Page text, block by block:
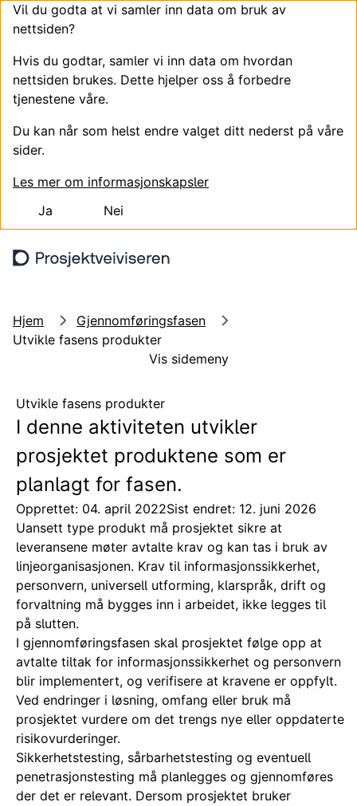
Vil du godta at vi samler inn data om bruk av
nettsiden?
Hvis du godtar, samler vi inn data om hvordan
nettsiden brukes. Dette hjelper oss å forbedre
tjenestene våre.
Du kan når som helst endre valget ditt nederst på våre
sider.
Les mer om informasjonskapsler
Ja
Nei
Hjem
Gjennomføringsfasen
Utvikle fasens produkter
Vis sidemeny
Utvikle fasens produkter
I denne aktiviteten utvikler
prosjektet produktene som er
planlagt for fasen.
Opprettet: 04. april 2022Sist endret: 12. juni 2026
Uansett type produkt må prosjektet sikre at
leveransene møter avtalte krav og kan tas i bruk av
linjeorganisasjonen. Krav til informasjonssikkerhet,
personvern, universell utforming, klarspråk, drift og
forvaltning må bygges inn i arbeidet, ikke legges til
på slutten.
I gjennomføringsfasen skal prosjektet følge opp at
avtalte tiltak for informasjonssikkerhet og personvern
blir implementert, og verifisere at kravene er oppfylt.
Ved endringer i løsning, omfang eller bruk må
prosjektet vurdere om det trengs nye eller oppdaterte
risikovurderinger.
Sikkerhetstesting, sårbarhetstesting og eventuell
penetrasjonstesting må planlegges og gjennomføres
der det er relevant. Dersom prosjektet bruker